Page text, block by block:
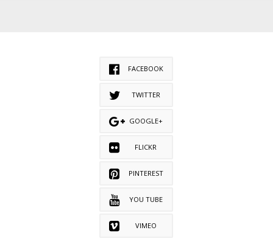
FACEBOOK
TWITTER
GOOGLE+
FLICKR
PINTEREST
YOU TUBE
VIMEO